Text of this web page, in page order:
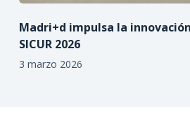
Madri+d impulsa la
SICUR 2026
3 marzo 2026